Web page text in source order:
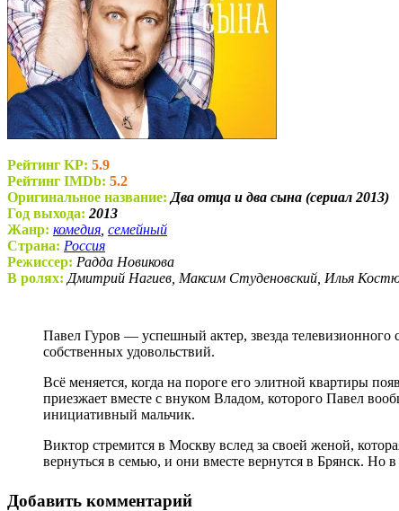
Рейтинг KP: 5.9
Рейтинг IMDb: 5.2
Оригинальное название: Два отца и два сына (сериал 2013)
Год выхода: 2013
Жанр: комедия семейный
Страна: Россия
Режиссер: Радда Новикова
В ролях: Дмитрий Нагиев, Максим Студеновский, Илья
Павел Гуров — успешный актер, звезда телевизионного сериала “Майор Лавров”. В жизни Гуров состоявшийся человек, состоятельный Казанова, который прожигает жизнь ради
собственных удовольствий.
Всё меняется, когда на пороге его элитной квартиры
приезжает вместе с внуком Владом, которого Павел
инициативный мальчик.
Виктор стремится в Москву вслед за своей женой,
вернуться в семью, и они вместе вернутся в Брянск. Но
Добавить комментарий